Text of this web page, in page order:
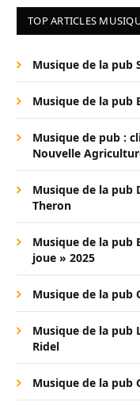
TOP ARTICLES
Musique de la pub
Musique de la pub
Musique de pub :
Nouvelle
Musique de la pub
Theron
Musique de la pub
joue » 2025
Musique de la pub
Musique de la pub
Ridel
Musique de la pub